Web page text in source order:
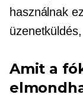
használnak
Amit a